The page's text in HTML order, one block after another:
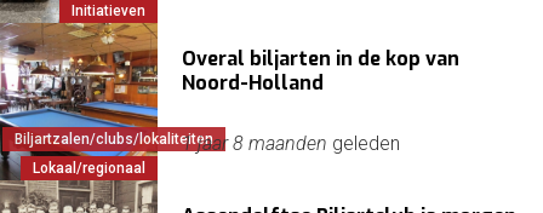
Initiatieven
Biljartzalen/clubs/lokaliteiten
Lokaal/regionaal
Overal biljarten in de kop van
Noord-Holland
1 jaar 8 maanden geleden